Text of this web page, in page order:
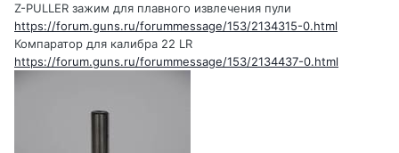
Z-PULLER зажим для плавного извлечения пули
https://forum.guns.ru/forummessage/153/2134315-0.html
Компаратор для калибра 22 LR
https://forum.guns.ru/forummessage/153/2134437-0.html